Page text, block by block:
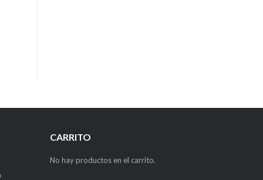
CARRITO
No hay productos en el carrito.